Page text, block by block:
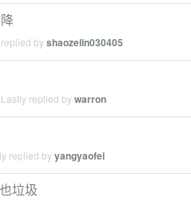
byshaozelin030405
replied bywarron
replied byyangyaofei
垃圾